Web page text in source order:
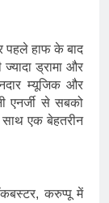
पहले हाफ के बाद
ड्रामा और
म्यूजिक और
एनर्जी से सबको
एक बेहतरीन
करुप्पू में